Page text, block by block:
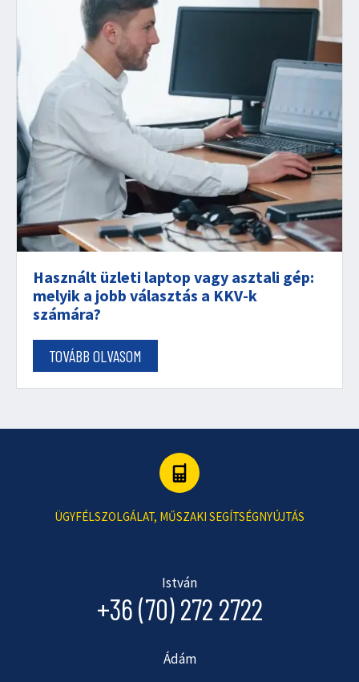
Használt üzleti laptop vagy asztali gép:
melyik a jobb választás a KKV-k
számára?
TOVÁBB OLVASOM
ÜGYFÉLSZOLGÁLAT, MŰSZAKI SEGÍTSÉGNYÚJTÁS
István
+36 (70) 272 2722
Ádám